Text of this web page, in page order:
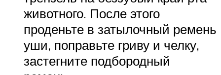
животного. После этого
проденьте в затылочный ремень
уши, поправьте гриву и челку,
застегните подбородный